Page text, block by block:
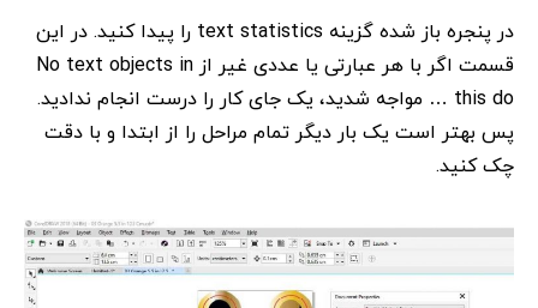
در پنجره باز شده گزینه text statistics را پیدا کنید. در این
قسمت اگر با هر عبارتی یا عددی غیر از No text objects in
this do … مواجه شدید، یک جای کار را درست انجام ندادید.
پس بهتر است یک بار دیگر تمام مراحل را از ابتدا و با دقت
چک کنید.